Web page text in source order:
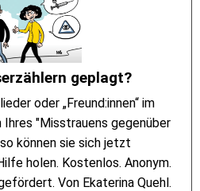
geplagt?
oder „Freund:innen“ im
"Misstrauens gegenüber
können sie sich jetzt
holen. Kostenlos. Anonym.
Von Ekaterina Quehl.